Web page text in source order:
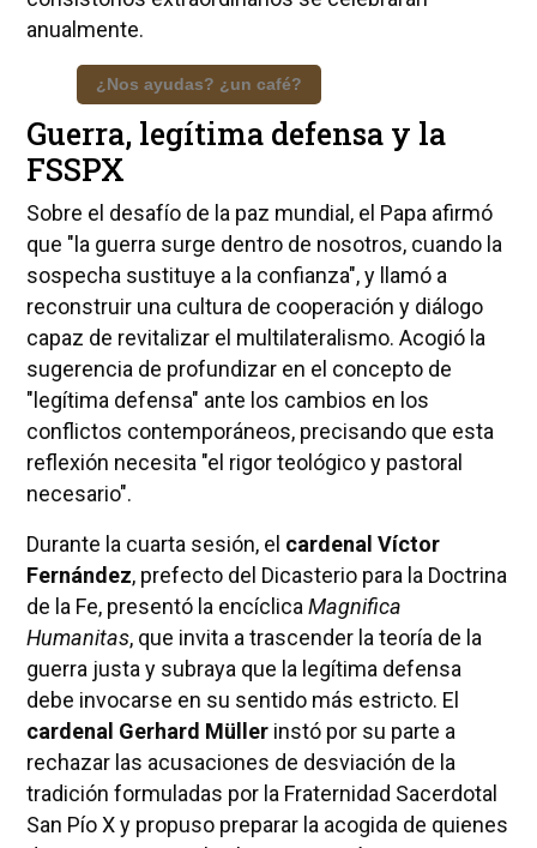
anualmente.
¿Nos ayudas? ¿un café?
Guerra, legítima defensa y la
FSSPX
Sobre el desafío de la paz mundial, el Papa afirmó
que "la guerra surge dentro de nosotros, cuando la
sospecha sustituye a la confianza", y llamó a
reconstruir una cultura de cooperación y diálogo
capaz de revitalizar el multilateralismo. Acogió la
sugerencia de profundizar en el concepto de
"legítima defensa" ante los cambios en los
conflictos contemporáneos, precisando que esta
reflexión necesita "el rigor teológico y pastoral
necesario".
Durante la cuarta sesión, el cardenal Víctor
Fernández, prefecto del Dicasterio para la Doctrina
de la Fe, presentó la encíclica Magnifica
Humanitas, que invita a trascender la teoría de la
guerra justa y subraya que la legítima defensa
debe invocarse en su sentido más estricto. El
cardenal Gerhard Müllerinstó por su parte a
rechazar las acusaciones de desviación de la
tradición formuladas por la Fraternidad Sacerdotal
San Pío X y propuso preparar la acogida de quienes